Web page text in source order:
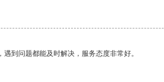
到问题都能及时解决，服务态度非常好。